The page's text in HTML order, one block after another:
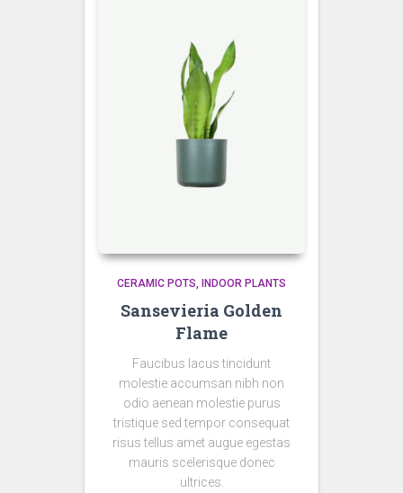
CERAMIC POTS INDOOR PLANTS
Sansevieria Golden
Flame
Faucibus lacus tincidunt
molestie accumsan nibh non
odio aenean molestie purus
tristique sed tempor consequat
risus tellus amet augue egestas
mauris scelerisque donec
ultrices.